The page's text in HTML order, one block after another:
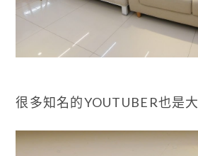
很多知名的YOUTUBER也是